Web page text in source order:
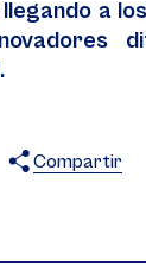
a
Compartir